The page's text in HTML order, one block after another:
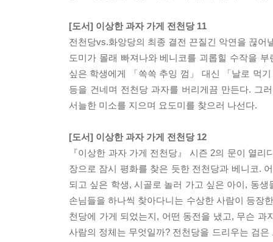
[도서] 이상한 과자 가게 전천당 11
전천당vs.화앙당의 최종 결전 끈질긴 악연을 끊
도미가 몰래 빠져나와 베니코를 괴롭힐 수작을
싶은 학생에게 「쏙쏙 추잉 껌」 대신 「날로 먹
등을 건네며 전천당 과자를 버리게끔 만든다. 그
서늘한 미소를 지으며 요도미를 찾으러 나선다.
[도서] 이상한 과자 가게 전천당 12
『이상한 과자 가게 전천당』 시즌 2의 문이 열
장으로 잠시 평화를 찾은 듯한 전천당과 베니코.
되고 싶은 학생, 시골로 놀러 가고 싶은 아이, 동
손님들을 하나씩 찾아다니는 수상한 사람이 등장
천당에 가게 되었는지, 어떤 동전을 냈고, 무슨
사람의 정체는 무엇일까? 전천당을 드리우는 검